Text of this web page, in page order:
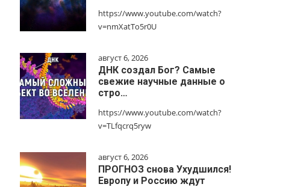
https://www.youtube.com/watch?
v=nmXatTo5r0U
август 6, 2026
ДНК создал Бог? Самые
свежие научные данные о
стро…
https://www.youtube.com/watch?
v=TLfqcrq5ryw
август 6, 2026
ПРОГНОЗ снова Ухудшился!
Европу и Россию ждут